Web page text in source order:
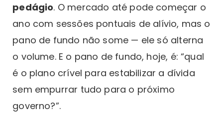
pedágio. O mercado até pode começar o
ano com sessões pontuais de alívio, mas o
pano de fundo não some — ele só alterna
o volume. E o pano de fundo, hoje, é: “qual
é o plano crível para estabilizar a dívida
sem empurrar tudo para o próximo
governo?”.